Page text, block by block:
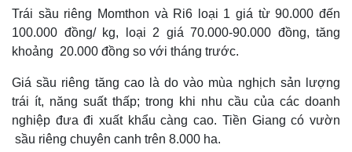
Trái sầu riêng Momthon và Ri6 loại 1 giá từ 90.000 đến
100.000 đồng/ kg, loại 2 giá 70.000-90.000 đồng, tăng
khoảng 20.000 đồng so với tháng trước.
Giá sầu riêng tăng cao là do vào mùa nghịch sản lượng
trái ít, năng suất thấp; trong khi nhu cầu của các doanh
nghiệp đưa đi xuất khẩu càng cao. Tiền Giang có vườn
sầu riêng chuyên canh trên 8.000 ha.